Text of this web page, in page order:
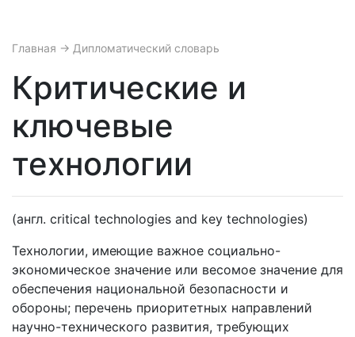
Главная → Дипломатический словарь
Критические и
ключевые
технологии
(англ. critical technologies and key technologies)
Технологии, имеющие важное социально-
экономическое значение или весомое значение для
обеспечения национальной безопасности и
обороны; перечень приоритетных направлений
научно-технического развития, требующих